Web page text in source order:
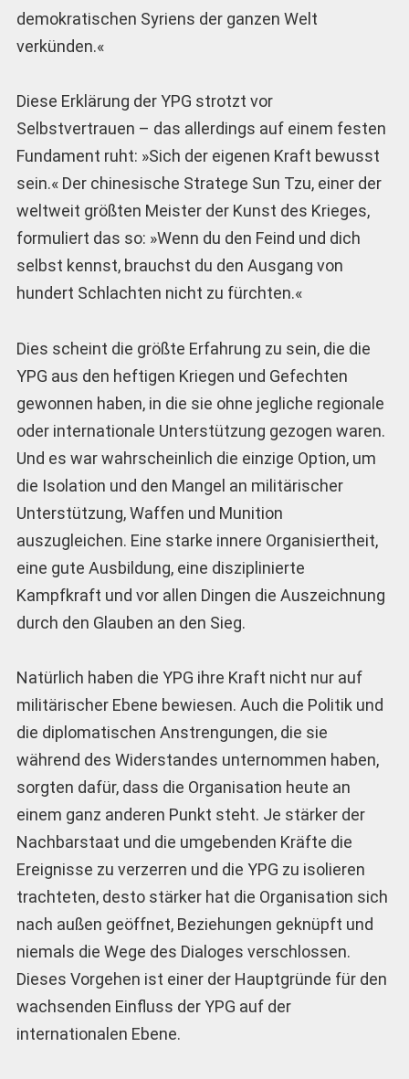
demokratischen Syriens der ganzen Welt
verkünden.«
Diese Erklärung der YPG strotzt vor
Selbstvertrauen – das allerdings auf einem festen
Fundament ruht: »Sich der eigenen Kraft bewusst
sein.« Der chinesische Stratege Sun Tzu, einer der
weltweit größten Meister der Kunst des Krieges,
formuliert das so: »Wenn du den Feind und dich
selbst kennst, brauchst du den Ausgang von
hundert Schlachten nicht zu fürchten.«
Dies scheint die größte Erfahrung zu sein, die die
YPG aus den heftigen Kriegen und Gefechten
gewonnen haben, in die sie ohne jegliche regionale
oder internationale Unterstützung gezogen waren.
Und es war wahrscheinlich die einzige Option, um
die Isolation und den Mangel an militärischer
Unterstützung, Waffen und Munition
auszugleichen. Eine starke innere Organisiertheit,
eine gute Ausbildung, eine disziplinierte
Kampfkraft und vor allen Dingen die Auszeichnung
durch den Glauben an den Sieg.
Natürlich haben die YPG ihre Kraft nicht nur auf
militärischer Ebene bewiesen. Auch die Politik und
die diplomatischen Anstrengungen, die sie
während des Widerstandes unternommen haben,
sorgten dafür, dass die Organisation heute an
einem ganz anderen Punkt steht. Je stärker der
Nachbarstaat und die umgebenden Kräfte die
Ereignisse zu verzerren und die YPG zu isolieren
trachteten, desto stärker hat die Organisation sich
nach außen geöffnet, Beziehungen geknüpft und
niemals die Wege des Dialoges verschlossen.
Dieses Vorgehen ist einer der Hauptgründe für den
wachsenden Einfluss der YPG auf der
internationalen Ebene.